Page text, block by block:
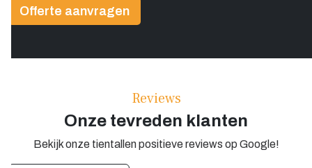
Offerte aanvragen
Reviews
Onze tevreden klanten
Bekijk onze tientallen positieve reviews op Google!